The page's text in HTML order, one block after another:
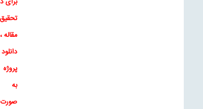
تحقیق
مقاله،
دانلود
پروژه
به
صورت